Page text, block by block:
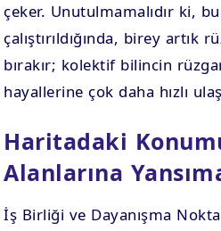
çeker. Unutulmamalıdır ki,
çalıştırıldığında, birey artık
bırakır; kolektif bilincin
hayallerine çok daha hızlı
Haritadaki
Alanlarına
İş Birliği ve Dayanışma